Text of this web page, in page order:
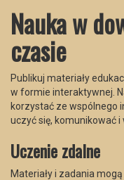
Nauka w
czasie
Publikuj materiały
w formie interaktywnej.
korzystać ze wspólnego
uczyć się, komunikować i
Uczenie zdalne
Materiały i zadania